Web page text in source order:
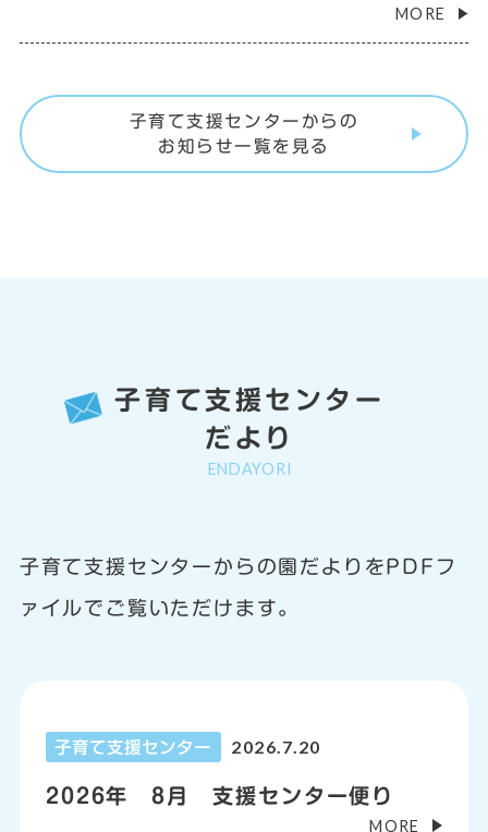
ろしくお願いいたします。
MORE
子育て支援センターからの
お知らせ一覧を見る
子育て支援センター
だより
ENDAYORI
子育て支援センターからの園だよりをPDFフ
ァイルでご覧いただけます。
子育て支援センター 2026.7.20
2026年 8月 支援センター便り
MORE